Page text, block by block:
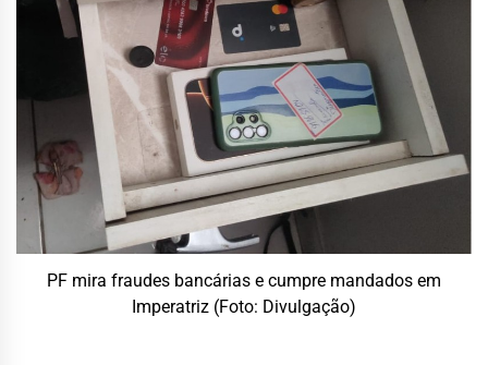
PF mira fraudes bancárias e cumpre mandados em
Imperatriz (Foto: Divulgação)